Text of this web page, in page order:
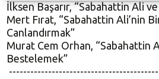
İlksen Başarır, “Sabahattin Ali
Mert Fırat, “Sabahattin Ali’nin
Canlandırmak”
Murat Cem Orhan, “Sabahattin
Bestelemek”